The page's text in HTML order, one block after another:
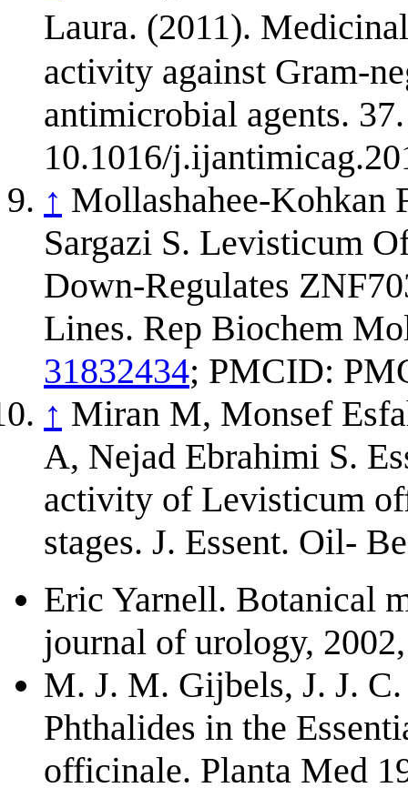
Laura. (2011).
activity against Gram-
antimicrobial agents.
10.1016/
↑ Mollashahee-Kohkan
Sargazi S. Levisticum
Down-Regulates
Lines. Rep Biochem
31832434; PMCID:
↑ Miran M, Monsef
A, Nejad Ebrahimi S.
activity of Levisticum
stages. J. Essent. Oil-
Eric Yarnell. Botanical
journal of urology,
M. J. M. Gijbels, J. J.
Phthalides in the
officinale. Planta Med